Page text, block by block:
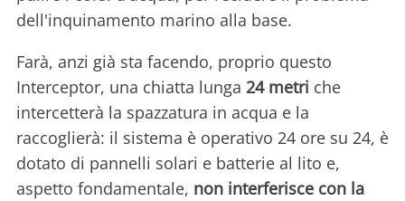
dell'inquinamento marino alla base.
Farà, anzi già sta facendo, proprio questo
Interceptor, una chiatta lunga 24 metri che
intercetterà la spazzatura in acqua e la
raccoglierà: il sistema è operativo 24 ore su 24, è
dotato di pannelli solari e batterie al lito e,
aspetto fondamentale, non interferisce con la